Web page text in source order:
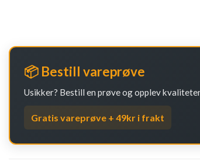
📦 Bestill vareprøve
Usikker? Bestill en prøve og opplev
Gratis vareprøve + 49kr i frakt